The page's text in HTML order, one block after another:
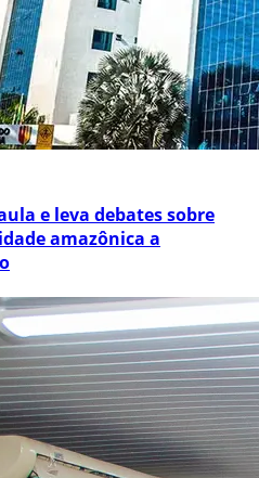
e leva debates sobre
amazônica a